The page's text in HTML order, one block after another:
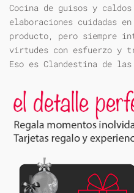
Cocina de guisos y
elaboraciones cuidadas
producto, pero siempre
virtudes con esfuerzo y
Eso es Clandestina de